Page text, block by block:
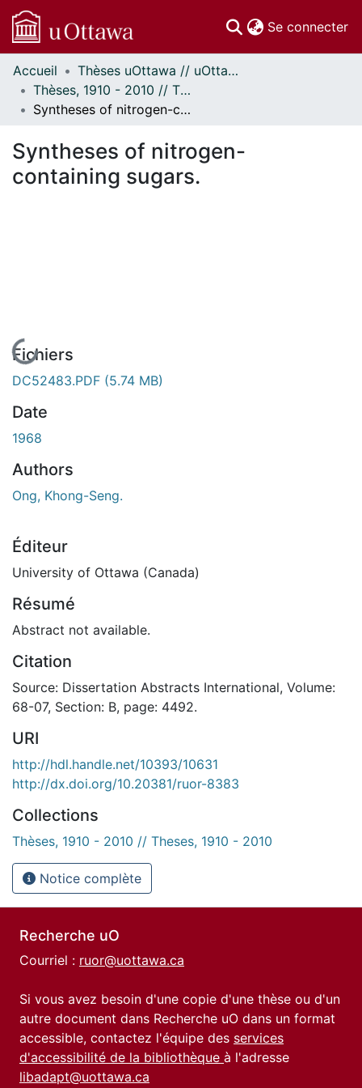
Se connecter
Communautés
et collections
Parcourir
À propos
Accueil
Thèses uOttawa // uOttawa Theses
Thèses, 1910 - 2010 // Theses, 1910 - 2010
Syntheses of nitrogen-containing sugars.
Syntheses of nitrogen-
containing sugars.
En cours de chargement...
Fichiers
DC52483.PDF (5.74 MB)
Date
1968
Authors
Ong, Khong-Seng.
Éditeur
University of Ottawa (Canada)
Résumé
Abstract not available.
Citation
Source: Dissertation Abstracts International, Volume:
68-07, Section: B, page: 4492.
URI
http://hdl.handle.net/10393/10631
http://dx.doi.org/10.20381/ruor-8383
Collections
Thèses, 1910 - 2010 // Theses, 1910 - 2010
Notice complète
Recherche uO
Courriel : ruor@uottawa.ca
Si vous avez besoin d'une copie d'une thèse ou d'un
autre document dans Recherche uO dans un format
accessible, contactez l'équipe des services
d'accessibilité de la bibliothèque à l'adresse
libadapt@uottawa.ca